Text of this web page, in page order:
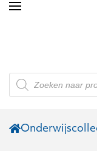
Skip to main
Producten
zoeken